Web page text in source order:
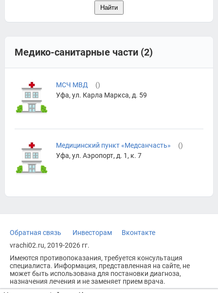
Медико-санитарные части (2)
МСЧ МВД ()
Уфа, ул. Карла Маркса, д. 59
Медицинский пункт «Медсанчасть» ()
Уфа, ул. Аэропорт, д. 1, к. 7
Обратная связь Инвесторам
Вконтакте
vrachi02.ru, 2019-2026 гг.
Имеются противопоказания, требуется консультация
специалиста. Информация, представленная на сайте, не
может быть использована для постановки диагноза,
назначения лечения и не заменяет прием врача.